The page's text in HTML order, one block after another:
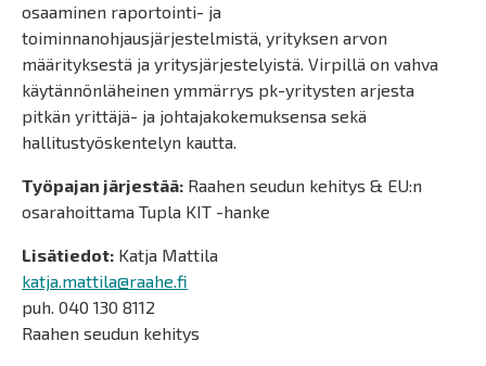
osaaminen raportointi- ja
toiminnanohjausjärjestelmistä, yrityksen arvon
määrityksestä ja yritysjärjestelyistä. Virpillä on vahva
käytännönläheinen ymmärrys pk-yritysten arjesta
pitkän yrittäjä- ja johtajakokemuksensa sekä
hallitustyöskentelyn kautta.
Työpajan järjestää: Raahen seudun kehitys & EU:n
osarahoittama Tupla KIT -hanke
Lisätiedot: Katja Mattila
katja.mattila@raahe.fi
puh. 040 130 8112
Raahen seudun kehitys